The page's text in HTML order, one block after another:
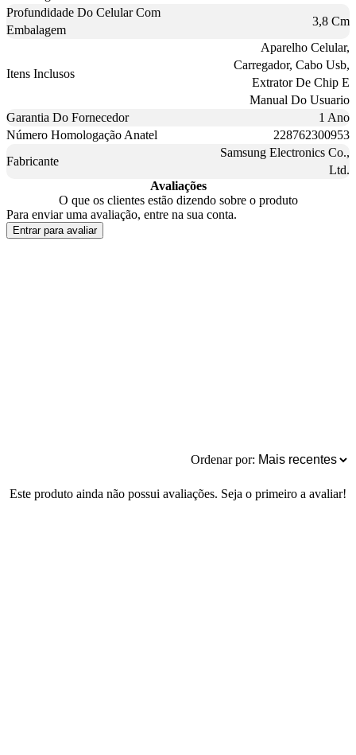
Profundidade Do Celular Com
Embalagem
3,8 Cm
Itens Inclusos
Aparelho Celular,
Carregador, Cabo Usb,
Extrator De Chip E
Manual Do Usuario
Garantia Do Fornecedor
1 Ano
Número Homologação Anatel
228762300953
Fabricante
Samsung Electronics Co.,
Ltd.
Avaliações
O que os clientes estão dizendo sobre o produto
Para enviar uma avaliação, entre na sua conta.
Entrar para avaliar
Ordenar por:
Este produto ainda não possui avaliações. Seja o primeiro a avaliar!